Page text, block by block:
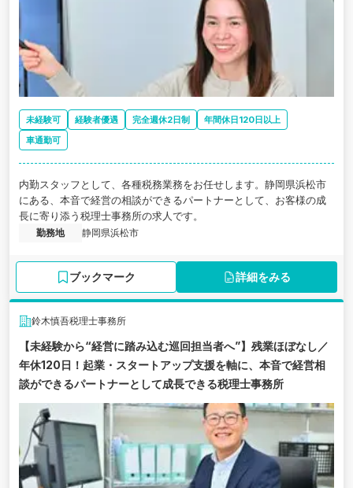
未経験可 経験者優遇 完全週休2日制
年間休日120日以上
車通勤可
内勤スタッフとして、各種税務業務をお任せします。静岡県浜松市
にある、本音で経営の相談ができるパートナーとして、お客様の成
長に寄り添う税理士事務所の求人です。
勤務地 静岡県浜松市
ブックマーク 詳細をみる
鈴木慎吾税理士事務所
【未経験から“経営に踏み込む巡回担当者へ”】残業ほぼなし／
年休120日！起業・スタートアップ支援を軸に、本音で経営相
談ができるパートナーとして成長できる税理士事務所